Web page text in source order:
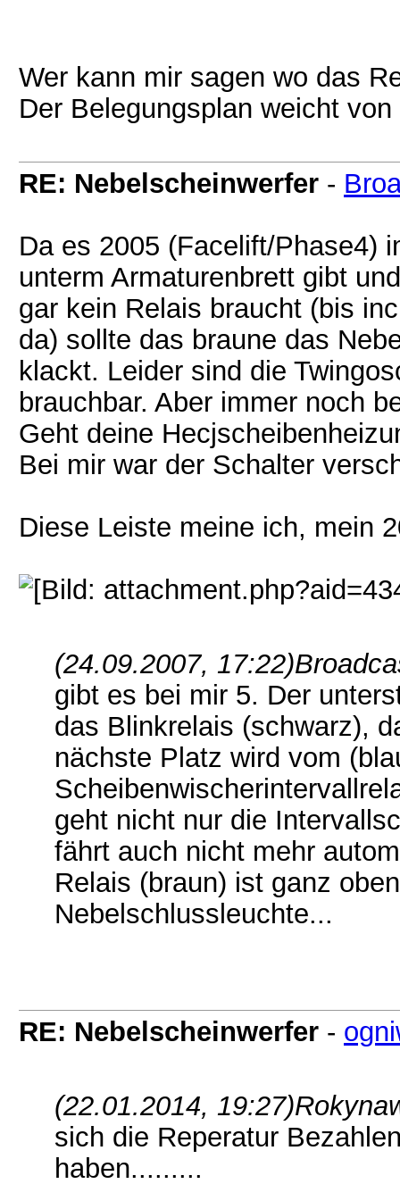
Wer kann mir sagen wo das
Der Belegungsplan weicht
RE: Nebelscheinwerfer -
Da es 2005 (Facelift/Phase4)
unterm Armaturenbrett gibt
gar kein Relais braucht (bis
da) sollte das braune das
klackt. Leider sind die
brauchbar. Aber immer noch
Geht deine
Bei mir war der Schalter
Diese Leiste meine ich, mein
(24.09.2007, 17:22)
gibt es bei mir 5. Der
das Blinkrelais (schwarz),
nächste Platz wird vom
geht nicht nur die
fährt auch nicht mehr
Relais (braun) ist ganz
Nebelschlussleuchte...
RE: Nebelscheinwerfer -
(22.01.2014, 19:27)
sich die Reperatur
haben.........